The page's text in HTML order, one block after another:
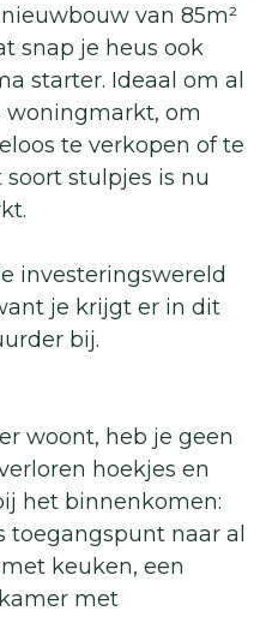
van 85m²
snap je heus ook
starter. Ideaal om al
woningmarkt, om
te verkopen of te
stulpjes is nu
investeringswereld
je krijgt er in dit
bij.
woont, heb je geen
hoekjes en
het binnenkomen:
naar al
keuken, een
met